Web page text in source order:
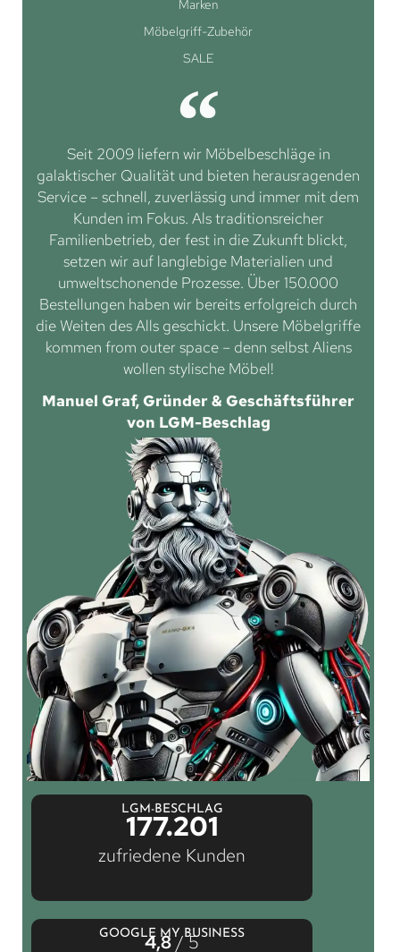
Marken
Möbelgriff-Zubehör
SALE
Seit 2009 liefern wir Möbelbeschläge in
galaktischer Qualität und bieten herausragenden
Service – schnell, zuverlässig und immer mit dem
Kunden im Fokus. Als traditionsreicher
Familienbetrieb, der fest in die Zukunft blickt,
setzen wir auf langlebige Materialien und
umweltschonende Prozesse. Über 150.000
Bestellungen haben wir bereits erfolgreich durch
die Weiten des Alls geschickt. Unsere Möbelgriffe
kommen from outer space – denn selbst Aliens
wollen stylische Möbel!
Manuel Graf, Gründer & Geschäftsführer
von LGM-Beschlag
LGM-BESCHLAG
177.201
zufriedene Kunden
GOOGLE MY BUSINESS
4,8/ 5